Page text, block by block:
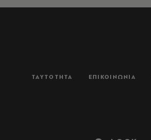
ΤΑΥΤΟΤΗΤΑ ΕΠΙΚΟΙΝΩΝΙΑ